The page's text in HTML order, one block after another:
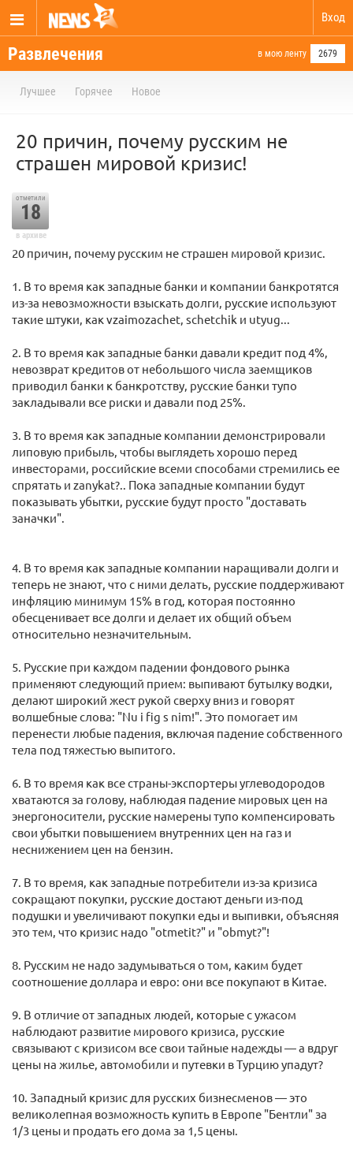
Вход
Развлечения в мою ленту 2679
Лучшее Горячее Новое
20 причин, почему русским не
страшен мировой кризис!
отметили
18
в архиве
20 причин, почему русским не страшен мировой кризис.
1. В то время как западные банки и компании банкротятся
из-за невозможности взыскать долги, русские используют
такие штуки, как vzaimozachet, schetchik и utyug...
2. В то время как западные банки давали кредит под 4%,
невозврат кредитов от небольшого числа заемщиков
приводил банки к банкротству, русские банки тупо
закладывали все риски и давали под 25%.
3. В то время как западные компании демонстрировали
липовую прибыль, чтобы выглядеть хорошо перед
инвесторами, российские всеми способами стремились ее
спрятать и zanykat?.. Пока западные компании будут
показывать убытки, русские будут просто "доставать
заначки".
4. В то время как западные компании наращивали долги и
теперь не знают, что с ними делать, русские поддерживают
инфляцию минимум 15% в год, которая постоянно
обесценивает все долги и делает их общий объем
относительно незначительным.
5. Русские при каждом падении фондового рынка
применяют следующий прием: выпивают бутылку водки,
делают широкий жест рукой сверху вниз и говорят
волшебные слова: "Nu i fig s nim!". Это помогает им
перенести любые падения, включая падение собственного
тела под тяжестью выпитого.
6. В то время как все страны-экспортеры углеводородов
хватаются за голову, наблюдая падение мировых цен на
энергоносители, русские намерены тупо компенсировать
свои убытки повышением внутренних цен на газ и
неснижением цен на бензин.
7. В то время, как западные потребители из-за кризиса
сокращают покупки, русские достают деньги из-под
подушки и увеличивают покупки еды и выпивки, объясняя
это тем, что кризис надо "otmetit?" и "obmyt?"!
8. Русским не надо задумываться о том, каким будет
соотношение доллара и евро: они все покупают в Китае.
9. В отличие от западных людей, которые с ужасом
наблюдают развитие мирового кризиса, русские
связывают с кризисом все свои тайные надежды — а вдруг
цены на жилье, автомобили и путевки в Турцию упадут?
10. Западный кризис для русских бизнесменов — это
великолепная возможность купить в Европе "Бентли" за
1/3 цены и продать его дома за 1,5 цены.